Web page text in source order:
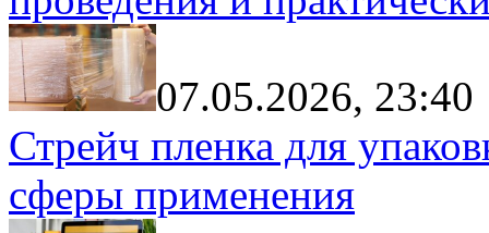
07.05.2026, 23:40
Стрейч пленка для
сферы применения